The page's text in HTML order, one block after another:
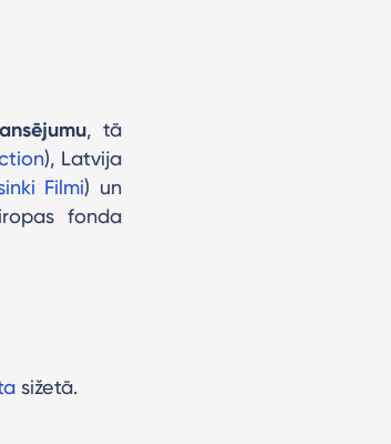
, tā
), Latvija
Filmi) un
fonda
sižetā.